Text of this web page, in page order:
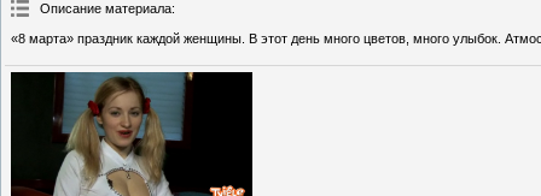
Описание материала:
«8 марта» праздник каждой женщины. В этот день много цветов, много улыбок.